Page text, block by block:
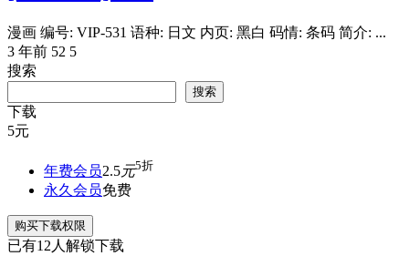
漫画 编号: VIP-531 语种: 日文 内页: 黑白 码情: 条码 简介: ...
3 年前 52 5
搜索
搜索
下载
5元
年费会员2.5元5折
永久会员免费
购买下载权限
已有12 人解锁下载